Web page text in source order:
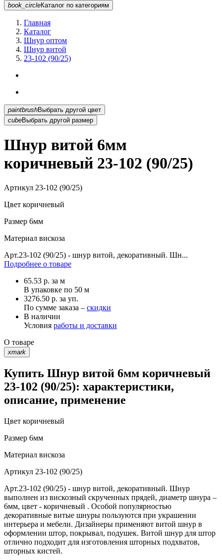
book_circleКаталог по категориям
Главная
Каталог
Шнур оптом
Шнур витой
23-102 (90/25)
paintbrush
Выбрать другой цвет
cubeВыбрать другой размер
Шнур витой 6мм
коричневый 23-102 (90/25)
Артикул 23-102 (90/25)
Цвет коричневый
Размер 6мм
Материал вискоза
Арт.23-102 (90/25) - шнур витой, декоративный. Шн...
Подробнее о товаре
65.53 р. за м
В упаковке по 50 м
3276.50 р. за уп.
По сумме заказа – скидки
В наличии
Условия работы и доставки
О товаре
xmark
Купить Шнур витой 6мм коричневый
23-102 (90/25): характеристики,
описание, применение
Цвет коричневый
Размер 6мм
Материал вискоза
Артикул 23-102 (90/25)
Арт.23-102 (90/25) - шнур витой, декоративный. Шнур
выполнен из вискозный скрученных прядей, диаметр шнура –
6мм, цвет - коричневый . Особой популярностью
декоративные витые шнуры пользуются при украшении
интерьера и мебели. Дизайнеры применяют витой шнур в
оформлении штор, покрывал, подушек. Витой шнур для штор
отлично подходит для изготовления шторных подхватов,
шторных кистей.